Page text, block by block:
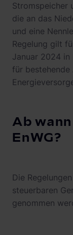
Stromspeicher
die an das
und eine
Regelung gilt
Januar 2024 in
für bestehende
Ab
EnWG?
Die
steuerbaren
genommen